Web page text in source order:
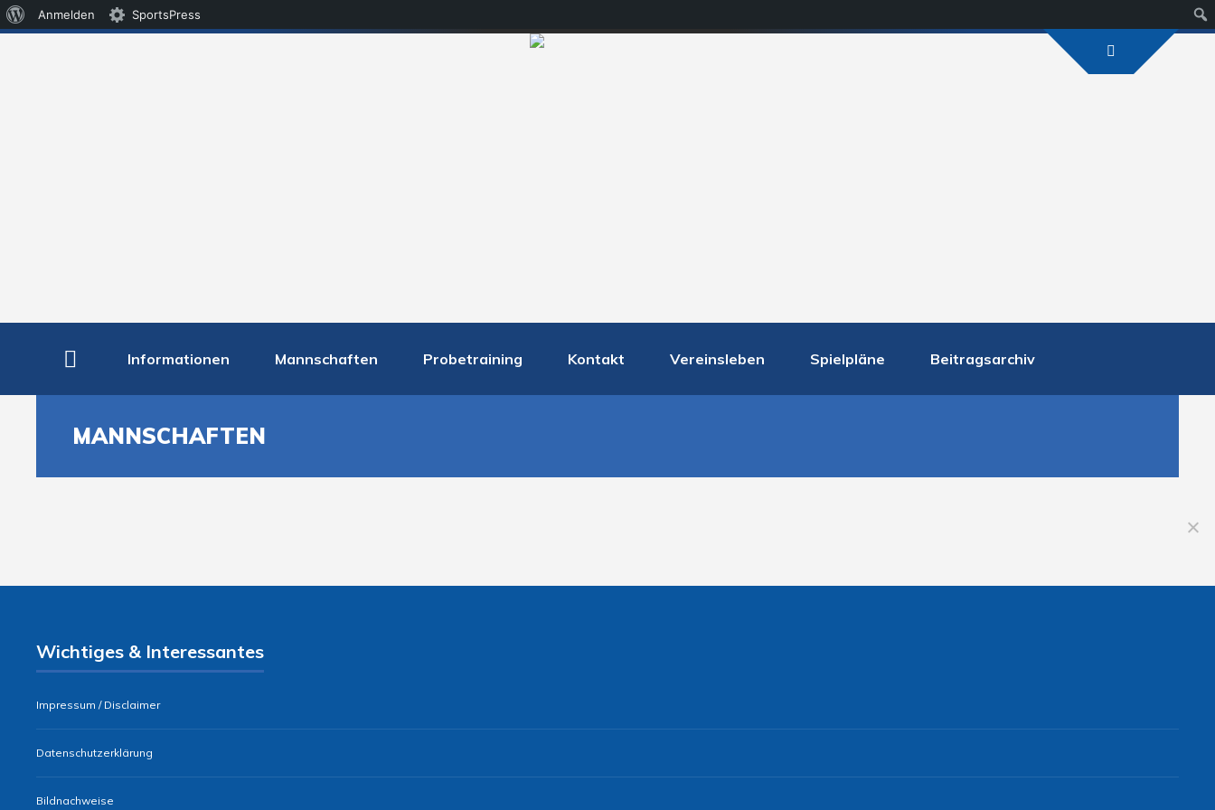
Informationen Mannschaften Probetraining Kontakt Vereinsleben Spielpläne Beitragsarchiv
MANNSCHAFTEN
Wichtiges & Interessantes
Impressum / Disclaimer
Datenschutzerklärung
Bildnachweise
Über
Anmelden
SportsPress